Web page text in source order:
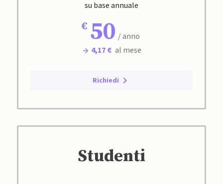
su base annuale
50 / anno
4,17 € al mese
Richiedi
Studenti